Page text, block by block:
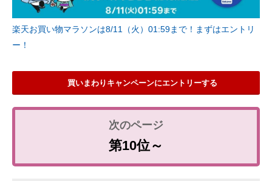
楽天お買い物マラソンは8/11（火）01:59まで！まずはエントリ
ー！
買いまわりキャンペーンにエントリーする
第10位～